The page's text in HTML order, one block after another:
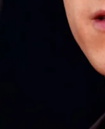
14:53
han vuelto